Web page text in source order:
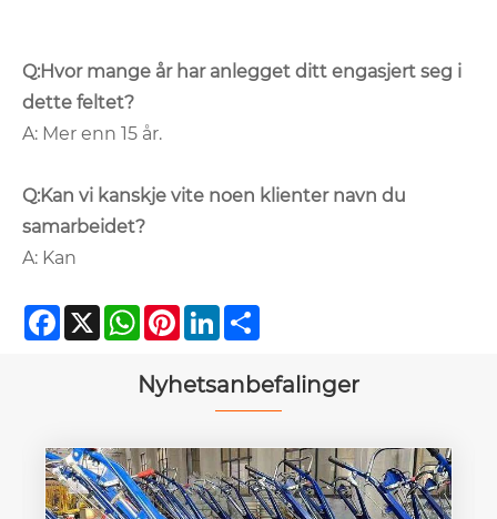
Q:Hvor mange år har anlegget ditt engasjert seg i
dette feltet?
A: Mer enn 15 år.
Q:Kan vi kanskje vite noen klienter navn du
samarbeidet?
A: Kan
Facebook
X WhatsAppPinterestLinkedIn
Nyhetsanbefalinger